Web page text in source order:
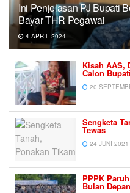
Ini Penjelasan PJ Bupati
Bayar THR Pegawai
4 APRIL 2024
Kisah AAS,
Calon
20
Sengketa
Tewas
24 JUNI 2021
PPPK
Bulan Depan